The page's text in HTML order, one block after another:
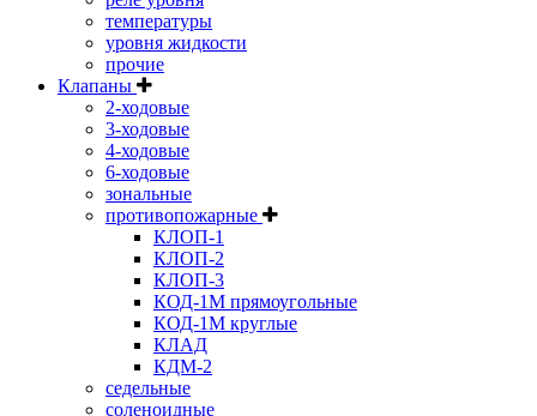
температуры
уровня жидкости
прочие
Клапаны
2-ходовые
3-ходовые
4-ходовые
6-ходовые
зональные
противопожарные
КЛОП-1
КЛОП-2
КЛОП-3
КОД-1М прямоугольные
КОД-1М круглые
КЛАД
КДМ-2
седельные
соленоидные